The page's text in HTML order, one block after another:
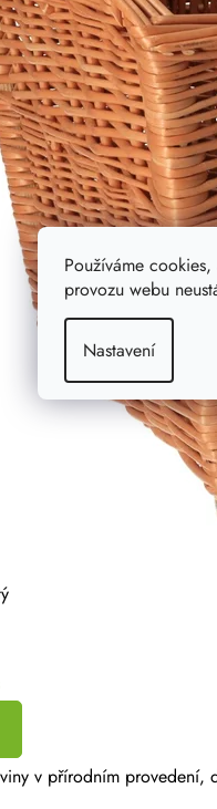
Používáme
provozu webu
Nastavení
v přírodním provedení,